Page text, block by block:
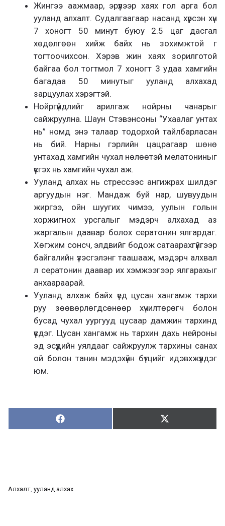
Жингээ аажмаар, эрүүлээр хаях гол арга бол
ууланд алхалт. Судалгаагаар насанд хүрсэн хүн
7 хоногт 50 минут буюу 2.5 цаг дасгал
хөдөлгөөн хийж байх нь зохимжтой г
тогтоочихсон. Хэрэв жин хаях зорилготой
байгаа бол тогтмол 7 хоногт 3 удаа хамгийн
багадаа 50 минутыг ууланд алхахад
зарцуулах хэрэгтэй.
Нойргүйдлийг арилгаж нойрны чанарыг
сайжруулна. Шаун Стэвэнсоны “Ухаалаг унтах
нь” номд энэ талаар тодорхой тайлбарласан
нь бий. Нарны гэрлийн цацрагаар шөнө
унтахад хамгийн чухал нөлөөтэй мелатониныг
үүсгэх нь хамгийн чухал аж.
Ууланд алхах нь стрессээс ангижрах шилдэг
аргуудын нэг. Мандаж буй нар, шувуудын
жиргээ, ойн шуугих чимээ, уулын голын
хоржигнох урсгалыг мэдэрч алхахад аз
жаргалын даавар болох сератонин ялгардаг.
Хөгжим сонсч, элдвийг бодож сатаарахгүйгээр
байгалийн үзэсгэлэнг таашааж, мэдэрч алхвал
л сератонин даавар их хэмжээгээр ялгарахыг
анхаараарай.
Ууланд алхаж байх үед цусан хангамж тархи
руу зөөвөрлөгдсөнөөр хүчилтөрөгч болон
бусад чухал уургууд цусаар дамжин тархинд
үүсдэг. Цусан хангамж нь тархин дахь нейроны
эд эсүүдийн уялдааг сайжруулж тархины санах
ой болон танин мэдэхүйн бүтцийг идэвхжүүлдэг
юм.
Хуваалцах:
Х
у
х
Түгээх:
Т
Алхалт ууланд алхах